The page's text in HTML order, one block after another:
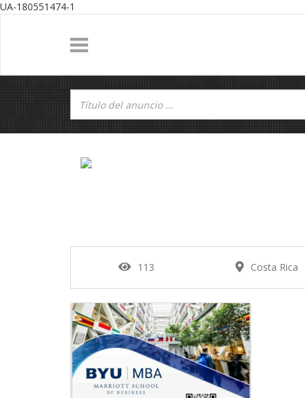
UA-180551474-1
113 Costa Rica